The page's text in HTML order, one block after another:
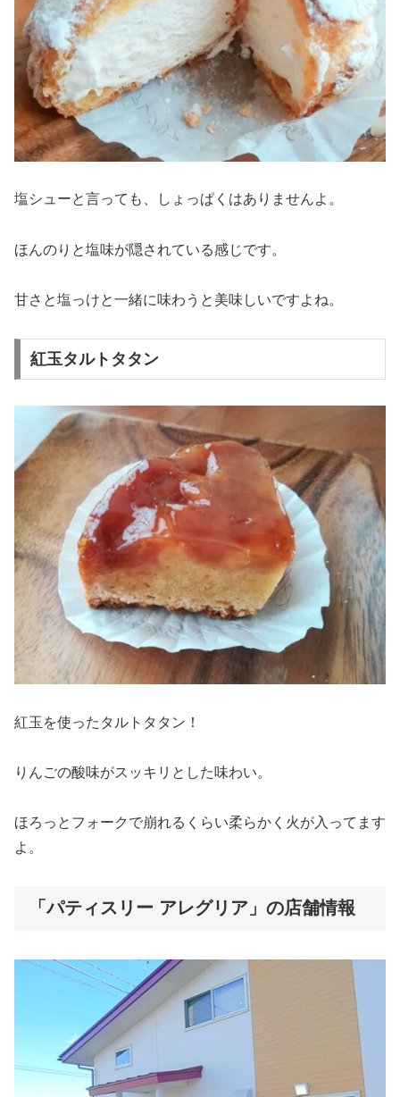
塩シューと言っても、しょっぱくはありませんよ。
ほんのりと塩味が隠されている感じです。
甘さと塩っけと一緒に味わうと美味しいですよね。
紅玉タルトタタン
紅玉を使ったタルトタタン！
りんごの酸味がスッキリとした味わい。
ほろっとフォークで崩れるくらい柔らかく火が入ってます
よ。
「パティスリー アレグリア」の店舗情報